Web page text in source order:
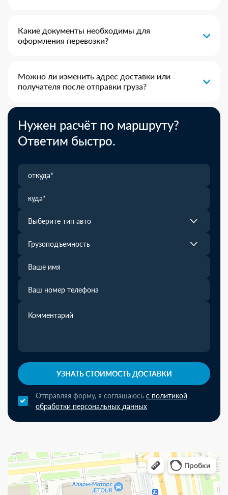
Какие документы необходимы для
оформления перевозки?
Можно ли изменить адрес доставки или
получателя после отправки груза?
Нужен расчёт по маршруту?
Ответим быстро.
Выберите тип авто
Грузоподъемность
УЗНАТЬ СТОИМОСТЬ ДОСТАВКИ
Отправляя форму, я соглашаюсь с политикой
обработки персональных данных